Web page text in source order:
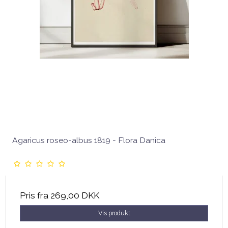
Agaricus roseo-albus 1819 - Flora Danica
Pris fra 269,00 DKK
Vis produkt